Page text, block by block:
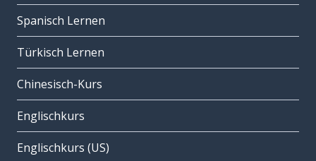
Spanisch Lernen
Türkisch Lernen
Chinesisch-Kurs
Englischkurs
Englischkurs (US)